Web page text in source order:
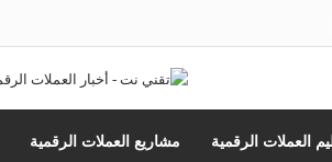
العملات الرقمية مشاريع العملات الرقمية